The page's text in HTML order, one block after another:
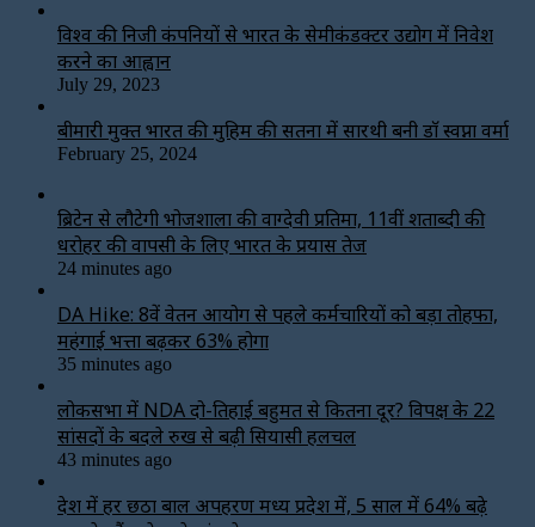
विश्‍व की निजी कंपनियों से भारत के सेमीकंडक्टर उद्योग में निवेश
करने का आह्वान
July 29, 2023
बीमारी मुक्त भारत की मुहिम की सतना में सारथी बनी डाॅ स्वप्ना वर्मा
February 25, 2024
ब्रिटेन से लौटेगी भोजशाला की वाग्देवी प्रतिमा, 11वीं शताब्दी की
धरोहर की वापसी के लिए भारत के प्रयास तेज
24 minutes ago
DA Hike: 8वें वेतन आयोग से पहले कर्मचारियों को बड़ा तोहफा,
महंगाई भत्ता बढ़कर 63% होगा
35 minutes ago
लोकसभा में NDA दो-तिहाई बहुमत से कितना दूर? विपक्ष के 22
सांसदों के बदले रुख से बढ़ी सियासी हलचल
43 minutes ago
देश में हर छठा बाल अपहरण मध्य प्रदेश में, 5 साल में 64% बढ़े